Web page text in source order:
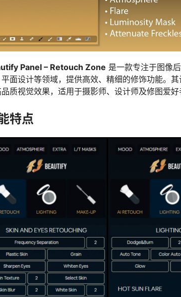
Panel – Retouch Zone 是一款专注于图像
平面设计等领域，提供高效、精细的修饰功能。
质视觉效果，适用于摄影师、设计师及修图爱好
特点